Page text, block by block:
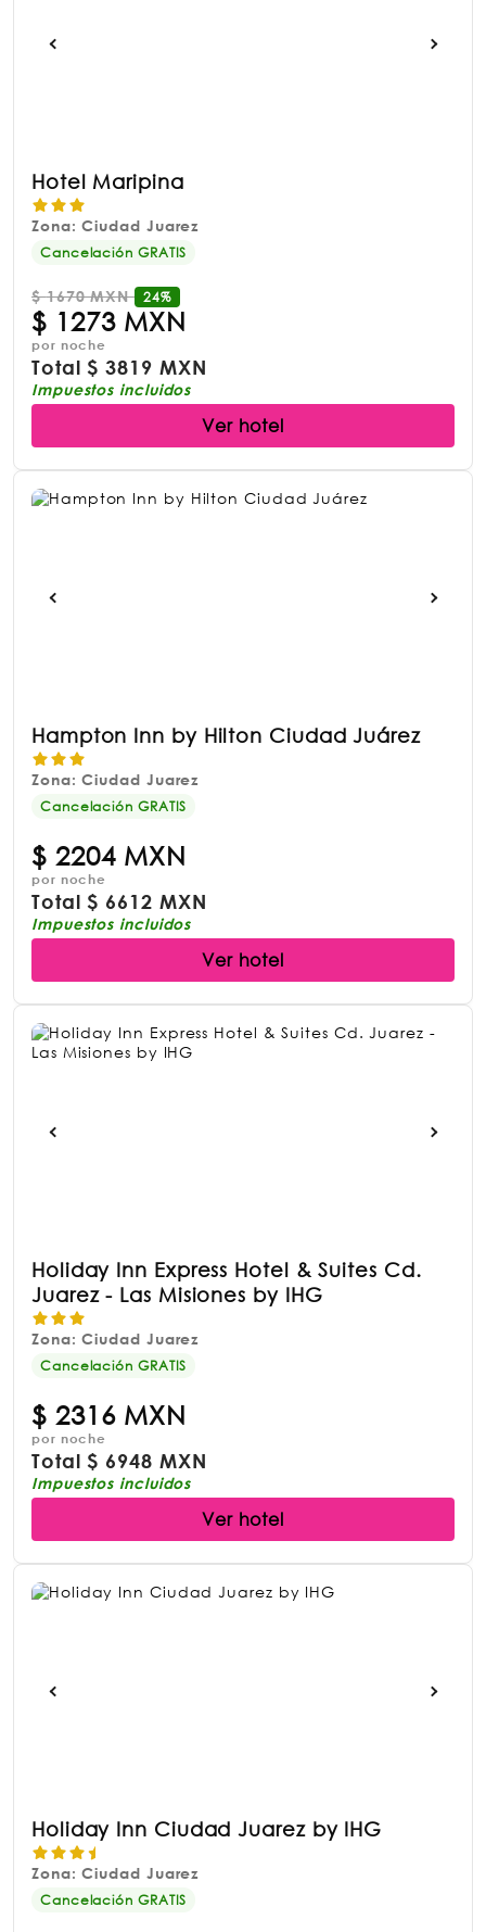
Hotel Maripina
Zona: Ciudad Juarez
Cancelación GRATIS
$1670 MXN 24%
$ 1273 MXN
por noche
Total$3819 MXN
Impuestos incluidos
Ver hotel
Hampton Inn by Hilton Ciudad Juárez
Zona: Ciudad Juarez
Cancelación GRATIS
$ 2204 MXN
por noche
Total$ 6612 MXN
Impuestos incluidos
Ver hotel
Holiday Inn Express Hotel & Suites Cd.
Juarez - Las Misiones by IHG
Zona: Ciudad Juarez
Cancelación GRATIS
$ 2316 MXN
por noche
Total$ 6948 MXN
Impuestos incluidos
Ver hotel
Holiday Inn Ciudad Juarez by IHG
Zona: Ciudad Juarez
Cancelación GRATIS